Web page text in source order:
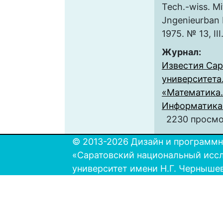
Tech.-wiss.
Jngenieurban
1975. № 13,
Журнал:
Известия
2230
© 2013-2026 Дизайн и
«Саратовский национальный
университет имени Н.Г.